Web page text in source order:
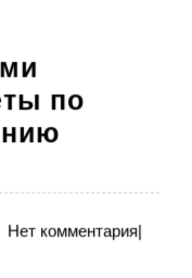
по
Нет комментария|